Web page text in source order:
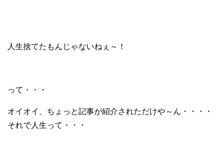
人生捨てたもんじゃないねぇ～！
って・・・
オイオイ、ちょっと記事が紹介されただけや～ん・・・・
それで人生って・・・